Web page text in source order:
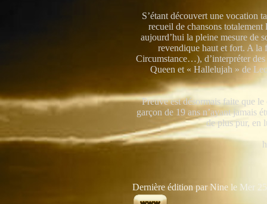
S’étant découvert une vocation
recueil de chansons
aujourd’hui la pleine mesure de
revendique haut et fort. A la
Circumstance…), d’interpréter
Queen et « Hallelujah » de
Preuve est désormais faite que
garçon de 19 ans n’ayant jamais
de plus pur, en
Dernière édition par Nine le Mer